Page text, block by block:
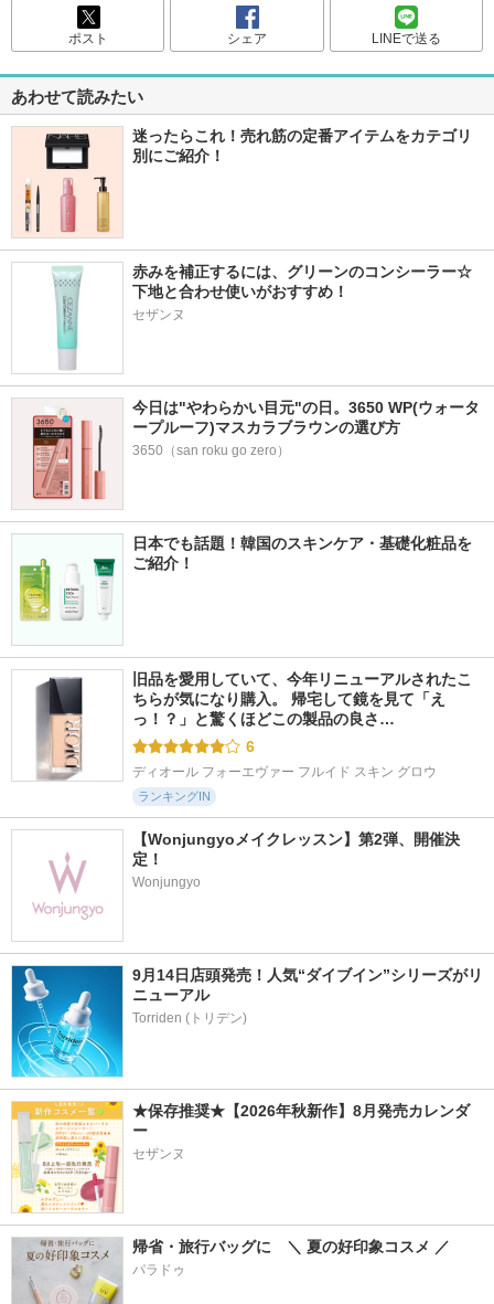
ポスト シェア LINEで送る
あわせて読みたい
迷ったらこれ！売れ筋の定番アイテムをカテゴリ
別にご紹介！
赤みを補正するには、グリーンのコンシーラー☆
下地と合わせ使いがおすすめ！
セザンヌ
今日は"やわらかい目元"の日。3650 WP(ウォータ
ープルーフ)マスカラブラウンの選び方
3650（san roku go zero）
日本でも話題！韓国のスキンケア・基礎化粧品を
ご紹介！
旧品を愛用していて、今年リニューアルされたこ
ちらが気になり購入。 帰宅して鏡を見て「え
っ！？」と驚くほどこの製品の良さ…
6
ディオール フォーエヴァー フルイド スキン グロウ
ランキングIN
【Wonjungyoメイクレッスン】第2弾、開催決
定！
Wonjungyo
9月14日店頭発売！人気“ダイブイン”シリーズがリ
ニューアル
★保存推奨★【2026年秋新作】8月発売カレンダ
ー
セザンヌ
帰省・旅行バッグに　＼ 夏の好印象コスメ ／
パラドゥ